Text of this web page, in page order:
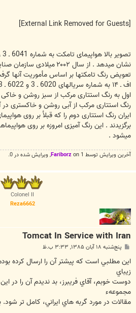
نشان ميدهد . از سال ۲۰۰۲
تعويض رنگ تامکتها بر اساس مأموريت آنها
اول به رنگ استتاری مرکب از سبز روشن و خاکی
رنگ استتاری مرکب از آبی روشن و خاکستری در
ميشود .
آخرین ويرايش توسط 1 on Fariborz, ويرايش شده در 0.
Colonel II
Reza6662
Tomcat In Service with Iran
پ
ت
پنج‌شنبه ۱۸ آبان ۱۳۸۵, ۳:۳۳ ب.ظ
اين مطلبي است که پيشتر آن را ارسال کرده
زيباي
دوست خوبم، آقاي فريبرز، بد نديدم آن را در
مجموعهء
مقالات در مورد گربه هاي ايراني، کامل تر شود.